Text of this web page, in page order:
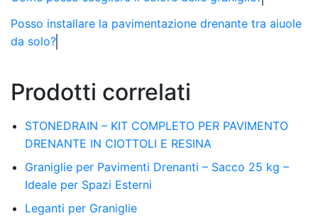
Posso installare la pavimentazione drenante tra aiuole
da solo?
Prodotti correlati
STONEDRAIN – KIT COMPLETO PER PAVIMENTO
DRENANTE IN CIOTTOLI E RESINA
Graniglie per Pavimenti Drenanti – Sacco 25 kg –
Ideale per Spazi Esterni
Leganti per Graniglie